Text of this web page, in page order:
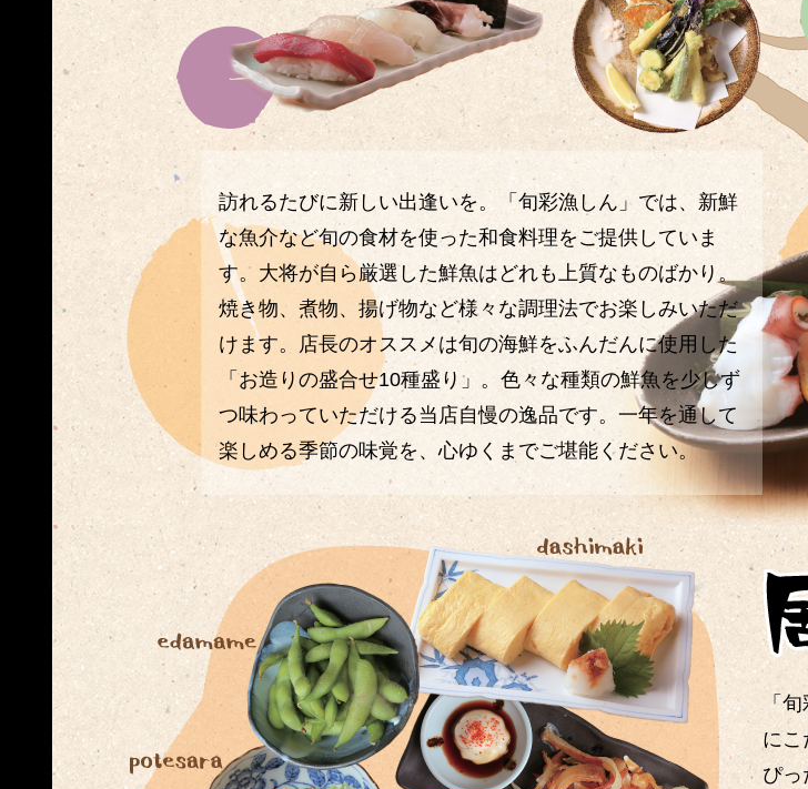
訪れるたびに新しい出逢いを。「旬彩漁しん」では、新鮮
な魚介など旬の食材を使った和食料理をご提供していま
す。大将が自ら厳選した鮮魚はどれも上質なものばかり。
焼き物、煮物、揚げ物など様々な調理法でお楽しみいただ
けます。店長のオススメは旬の海鮮をふんだんに使用した
「お造りの盛合せ10種盛り」。色々な種類の鮮魚を少しず
つ味わっていただける当店自慢の逸品です。一年を通して
楽しめる季節の味覚を、心ゆくまでご堪能ください。
「旬
にこ
ぴっ